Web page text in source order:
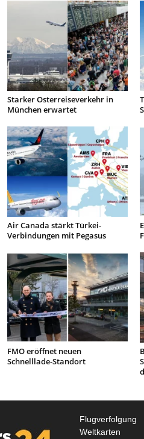
Starker Osterreiseverkehr in
München erwartet
Air Canada stärkt Türkei-
Verbindungen mit Pegasus
FMO eröffnet neuen
Schnelllade-Standort
Flugverfolgung
Weltkarten